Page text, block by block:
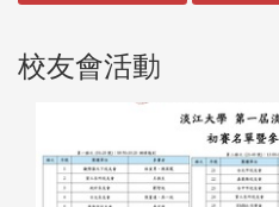
校友會活動